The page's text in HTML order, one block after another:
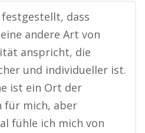
festgestellt, dass
andere Art von
anspricht, die
und individueller ist.
ist ein Ort der
für mich, aber
fühle ich mich von